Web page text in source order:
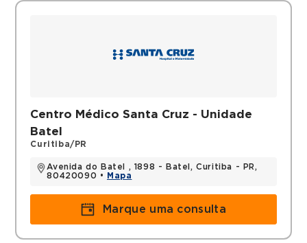
Centro Médico Santa Cruz - Unidade
Batel
Curitiba/PR
Avenida do Batel , 1898 - Batel, Curitiba - PR,
80420090 •
Mapa
Marque uma consulta